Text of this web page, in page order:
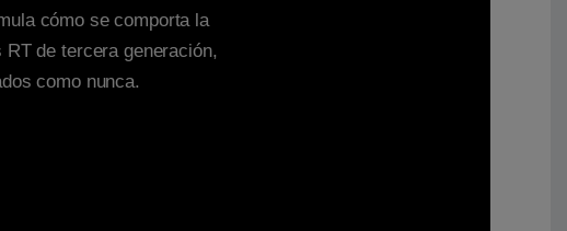
cómo se comporta la
de tercera generación,
como nunca.